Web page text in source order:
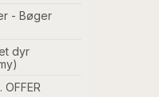
- Bøger
dyr
OFFER